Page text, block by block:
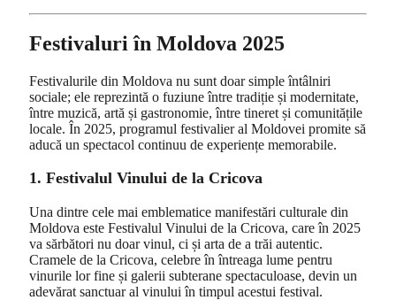
Festivaluri în Moldova 2025
Festivalurile din Moldova nu sunt doar simple întâlniri
sociale; ele reprezintă o fuziune între tradiție și modernitate,
între muzică, artă și gastronomie, între tineret și comunitățile
locale. În 2025, programul festivalier al Moldovei promite să
aducă un spectacol continuu de experiențe memorabile.
1. Festivalul Vinului de la Cricova
Una dintre cele mai emblematice manifestări culturale din
Moldova este Festivalul Vinului de la Cricova, care în 2025
va sărbători nu doar vinul, ci și arta de a trăi autentic.
Cramele de la Cricova, celebre în întreaga lume pentru
vinurile lor fine și galerii subterane spectaculoase, devin un
adevărat sanctuar al vinului în timpul acestui festival.